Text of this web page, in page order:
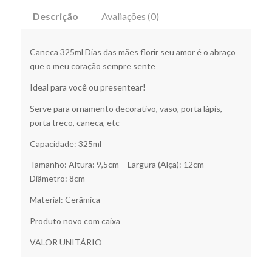
Descrição Avaliações (0)
Caneca 325ml Dias das mães florir seu amor é o abraço
que o meu coração sempre sente
Ideal para você ou presentear!
Serve para ornamento decorativo, vaso, porta lápis,
porta treco, caneca, etc
Capacidade: 325ml
Tamanho: Altura: 9,5cm – Largura (Alça): 12cm –
Diâmetro: 8cm
Material: Cerâmica
Produto novo com caixa
VALOR UNITÁRIO